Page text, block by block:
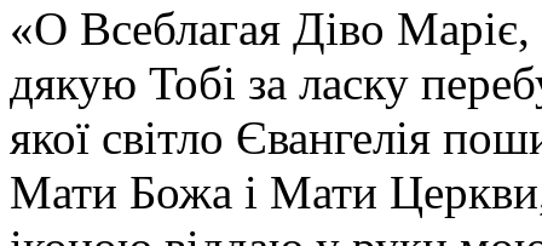
«О Всеблагая Діво
дякую Тобі за ласку
якої світло Євангелія
Мати Божа і Мати